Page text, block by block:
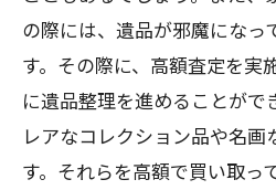
の際には、遺品が邪魔になっ
す。その際に、高額査定を実
に遺品整理を進めることがで
レアなコレクション品や名画
す。それらを高額で買い取っ